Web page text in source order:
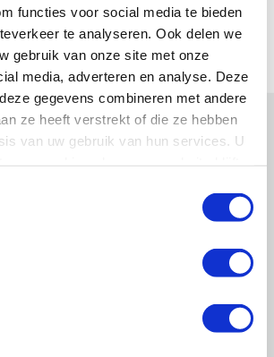
functies voor social media te bieden
te analyseren. Ook delen we
gebruik van onze site met onze
media, adverteren en analyse. Deze
gegevens combineren met andere
ze heeft verstrekt of die ze hebben
van uw gebruik van hun services. U
de gestelde budgetten.
en maatschappelijk verantwoorde